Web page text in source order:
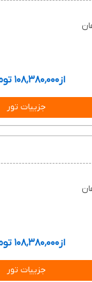
از۱۰۸٬۳۸۰٬۰۰۰ تومان
جزییات تور
از۱۰۸٬۳۸۰٬۰۰۰ تومان
جزییات تور